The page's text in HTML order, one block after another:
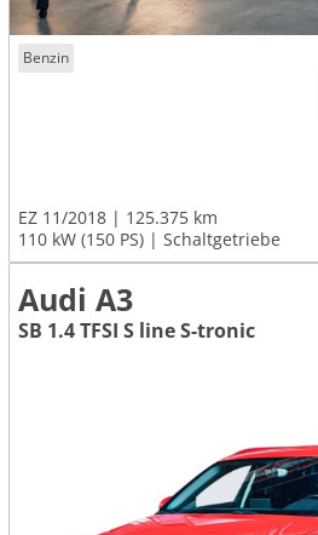
Benzin
EZ 11/2018
125.375 km
110 kW (150 PS)
Schaltgetriebe
Audi A3
SB 1.4 TFSI S line S-tronic